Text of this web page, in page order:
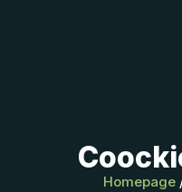
Homepage